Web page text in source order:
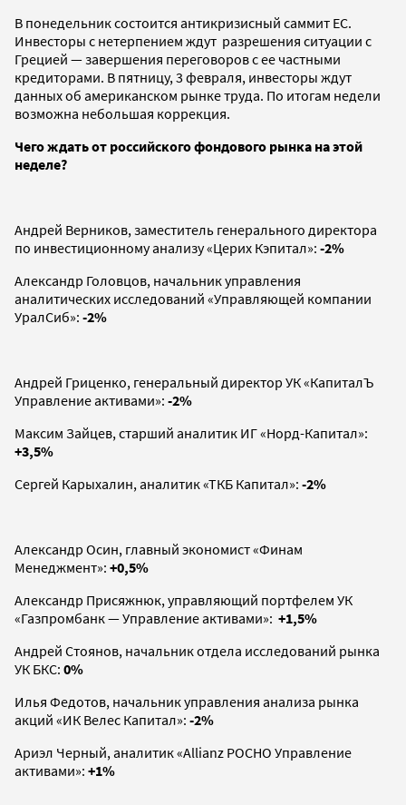
В понедельник состоится антикризисный саммит ЕС.
Инвесторы с нетерпением ждут разрешения ситуации с
Грецией — завершения переговоров с ее частными
кредиторами. В пятницу, 3 февраля, инвесторы ждут
данных об американском рынке труда. По итогам недели
возможна небольшая коррекция.
Чего ждать от российского фондового рынка на этой
неделе?
Андрей Верников, заместитель генерального директора
по инвестиционному анализу «Церих Кэпитал»: -2%
Александр Головцов, начальник управления
аналитических исследований «Управляющей компании
УралСиб»: -2%
Андрей Гриценко, генеральный директор УК «КапиталЪ
Управление активами»: -2%
Максим Зайцев, старший аналитик ИГ «Норд-Капитал»:
+3,5%
Сергей Карыхалин, аналитик «ТКБ Капитал»: -2%
Александр Осин, главный экономист «Финам
Менеджмент»: +0,5%
Александр Присяжнюк, управляющий портфелем УК
«Газпромбанк — Управление активами»: +1,5%
Андрей Стоянов, начальник отдела исследований рынка
УК БКС: 0%
Илья Федотов, начальник управления анализа рынка
акций «ИК Велес Капитал»: -2%
Ариэл Черный, аналитик «Allianz РОСНО Управление
активами»: +1%